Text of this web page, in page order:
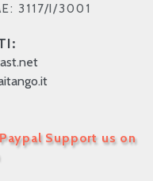
3117/I/3001
Support us on